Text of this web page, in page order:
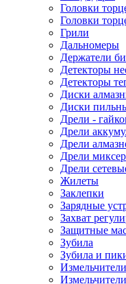
Головки
Головки
Грили
Дальномеры
Держатели
Детекторы
Детекторы
Диски
Диски
Дрели -
Дрели
Дрели
Дрели
Дрели
Жилеты
Заклепки
Зарядные
Захват
Защитные
Зубила
Зубила и